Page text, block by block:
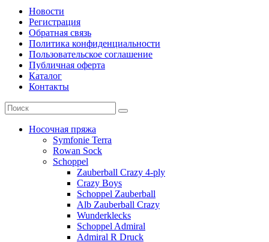
Новости
Регистрация
Обратная связь
Политика конфиденциальности
Пользовательское соглашение
Публичная оферта
Каталог
Контакты
Носочная пряжа
Symfonie Terra
Rowan Sock
Schoppel
Zauberball Crazy 4-ply
Crazy Boys
Schoppel Zauberball
Alb Zauberball Crazy
Wunderklecks
Schoppel Admiral
Admiral R Druck